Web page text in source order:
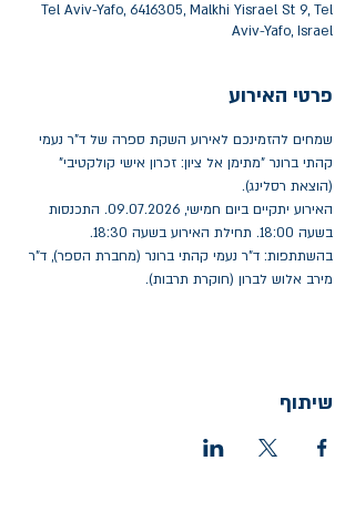
Tel Aviv-Yafo, 6416305, Malkhi Yisrael St 9, Tel
Aviv-Yafo, Israel
פרטי האירוע
שמחים להזמינכם לאירוע השקת ספרה של ד"ר נעמי
קהתי ברונר "מתימן אל ציון: זכרון אישי קולקטיבי"
(הוצאת רסלינג).
האירוע יתקיים ביום חמישי, 09.07.2026. התכנסות
בשעה 18:00. תחילת האירוע בשעה 18:30.
בהשתתפות: ד"ר נעמי קהתי ברונר (מחברת הספר), ד"ר
מירב אלוש לברון (חוקרת תרבות).
שיתוף